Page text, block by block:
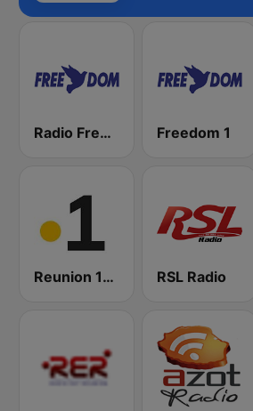
Radio Freedom FM Freedom 1
Reunion 1ere RSL Radio